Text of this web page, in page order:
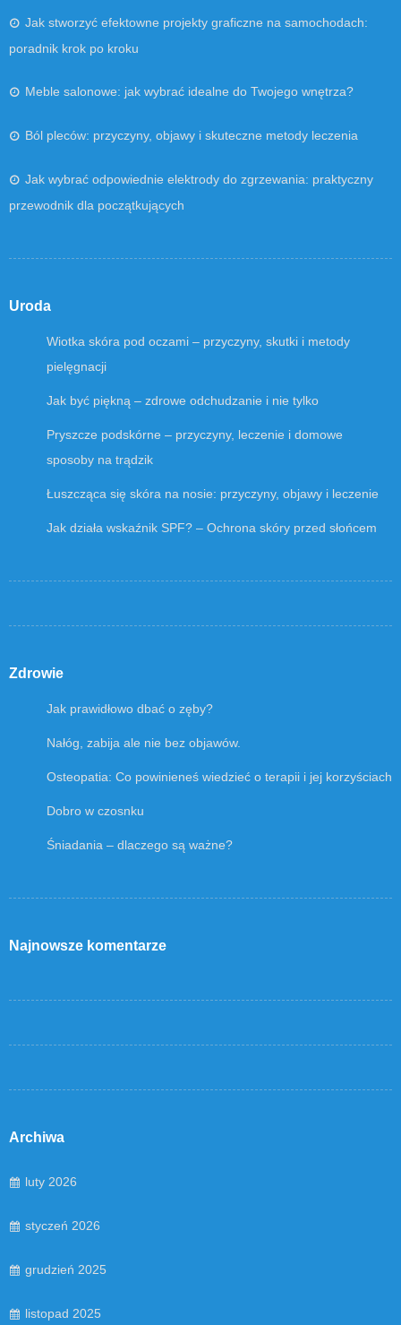
Jak stworzyć efektowne projekty graficzne na samochodach:
poradnik krok po kroku
Meble salonowe: jak wybrać idealne do Twojego wnętrza?
Ból pleców: przyczyny, objawy i skuteczne metody leczenia
Jak wybrać odpowiednie elektrody do zgrzewania: praktyczny
przewodnik dla początkujących
Uroda
Wiotka skóra pod oczami – przyczyny, skutki i metody
pielęgnacji
Jak być piękną – zdrowe odchudzanie i nie tylko
Pryszcze podskórne – przyczyny, leczenie i domowe
sposoby na trądzik
Łuszcząca się skóra na nosie: przyczyny, objawy i leczenie
Jak działa wskaźnik SPF? – Ochrona skóry przed słońcem
Zdrowie
Jak prawidłowo dbać o zęby?
Nałóg, zabija ale nie bez objawów.
Osteopatia: Co powinieneś wiedzieć o terapii i jej korzyściach
Dobro w czosnku
Śniadania – dlaczego są ważne?
Najnowsze komentarze
Archiwa
luty 2026
styczeń 2026
grudzień 2025
listopad 2025